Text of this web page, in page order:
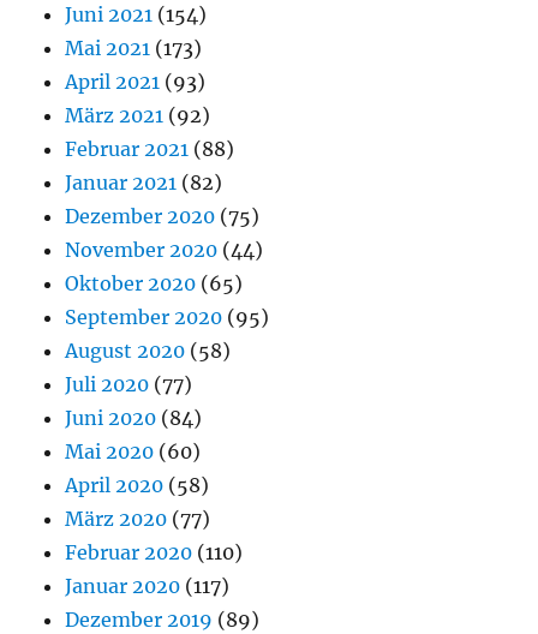
Juni 2021 (154)
Mai 2021 (173)
April 2021 (93)
März 2021 (92)
Februar 2021 (88)
Januar 2021 (82)
Dezember 2020 (75)
November 2020 (44)
Oktober 2020 (65)
September 2020 (95)
August 2020 (58)
Juli 2020 (77)
Juni 2020 (84)
Mai 2020 (60)
April 2020 (58)
März 2020 (77)
Februar 2020 (110)
Januar 2020 (117)
Dezember 2019 (89)